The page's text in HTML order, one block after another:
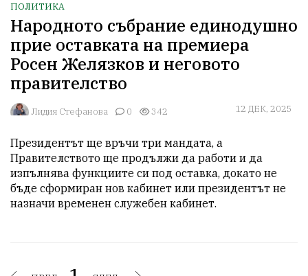
ПОЛИТИКА
Народното събрание единодушно
прие оставката на премиера
Росен Желязков и неговото
правителство
Лидия Стефанова 0 342 12 ДЕК, 2025
Президентът ще връчи три мандата, а
Правителството ще продължи да работи и да
изпълнява функциите си под оставка, докато не
бъде сформиран нов кабинет или президентът не
назначи временен служебен кабинет.